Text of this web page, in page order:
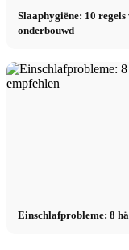
Slaaphygiëne: 10
onderbouwd
Einschlafprobleme: 8